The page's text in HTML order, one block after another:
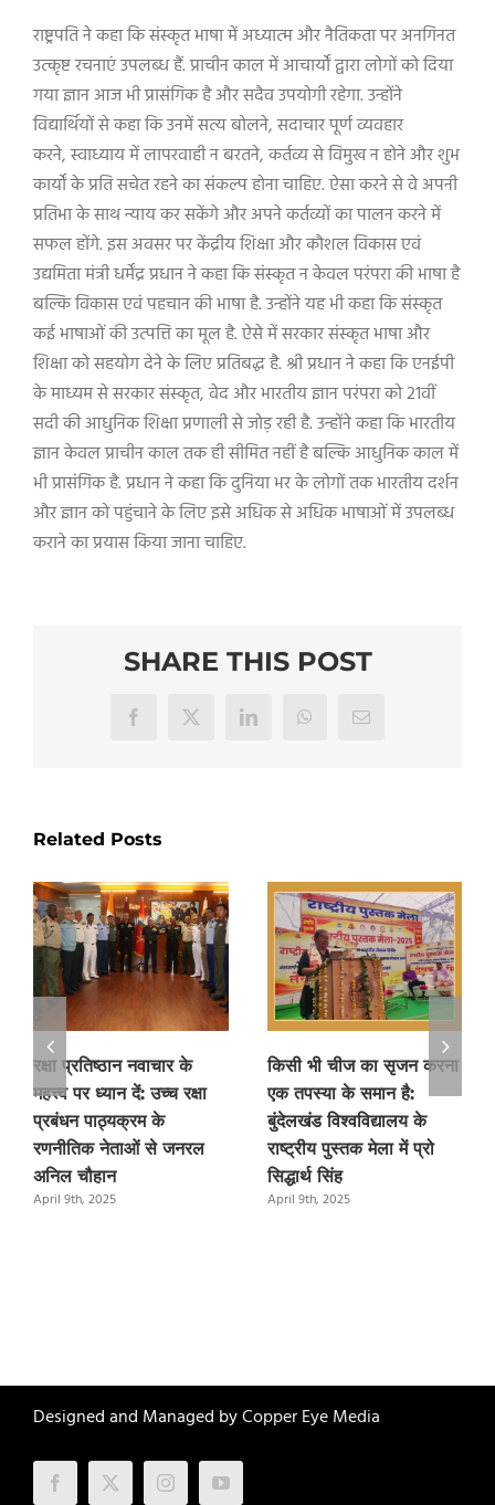
राष्ट्रपति ने कहा कि संस्कृत भाषा में अध्यात्म और नैतिकता पर अनगिनत
उत्कृष्ट रचनाएं उपलब्ध हैं. प्राचीन काल में आचार्यों द्वारा लोगों को दिया
गया ज्ञान आज भी प्रासंगिक है और सदैव उपयोगी रहेगा. उन्होंने
विद्यार्थियों से कहा कि उनमें सत्य बोलने,सदाचार पूर्ण व्यवहार
करने,स्वाध्याय में लापरवाही न बरतने,कर्तव्य से विमुख न होने और शुभ
कार्यों के प्रति सचेत रहने का संकल्प होना चाहिए. ऐसा करने से वे अपनी
प्रतिभा के साथ न्याय कर सकेंगे और अपने कर्तव्यों का पालन करने में
सफल होंगे. इस अवसर पर केंद्रीय शिक्षा और कौशल विकास एवं
उद्यमिता मंत्री धर्मेंद्र प्रधान ने कहा कि संस्कृत न केवल परंपरा की भाषा है
बल्कि विकास एवं पहचान की भाषा है. उन्होंने यह भी कहा कि संस्कृत
कई भाषाओं की उत्पत्ति का मूल है. ऐसे में सरकार संस्कृत भाषा और
शिक्षा को सहयोग देने के लिए प्रतिबद्ध है. श्री प्रधान ने कहा कि एनईपी
के माध्यम से सरकार संस्कृत,वेद और भारतीय ज्ञान परंपरा को21वीं
सदी की आधुनिक शिक्षा प्रणाली से जोड़ रही है. उन्होंने कहा कि भारतीय
ज्ञान केवल प्राचीन काल तक ही सीमित नहीं है बल्कि आधुनिक काल में
भी प्रासंगिक है. प्रधान ने कहा कि दुनिया भर के लोगों तक भारतीय दर्शन
और ज्ञान को पहुंचाने के लिए इसे अधिक से अधिक भाषाओं में उपलब्ध
कराने का प्रयास किया जाना चाहिए.
SHARE THIS POST
Facebook
X LinkedInWhatsAppEmail
Related Posts
रक्षा प्रतिष्ठान नवाचार के
महत्त्व पर ध्यान दें: उच्च रक्षा
प्रबंधन पाठ्यक्रम के
रणनीतिक नेताओं से जनरल
अनिल चौहान
April 9th, 2025
किसी भी चीज का सृजन करना
एक तपस्या के समान है:
बुंदेलखंड विश्वविद्यालय के
राष्ट्रीय पुस्तक मेला में प्रो
सिद्धार्थ सिंह
April 9th, 2025
Designed and Managed byCopper Eye Media